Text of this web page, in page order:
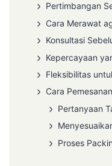
Pertimbangan
Cara Merawat
Konsultasi
Kepercayaan
Fleksibilitas
Cara Pemesanan
Pertanyaan
Proses